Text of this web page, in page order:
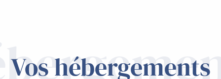
Vos hébergements